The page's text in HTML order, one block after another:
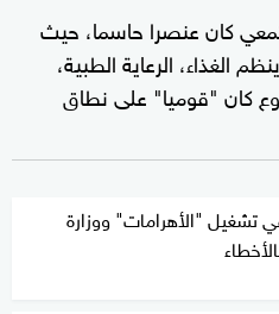
كان عنصرا حاسما، حيث
الغذاء، الرعاية الطبية،
كان "قوميا" على نطاق
تشغيل "الأهرامات" ووزارة